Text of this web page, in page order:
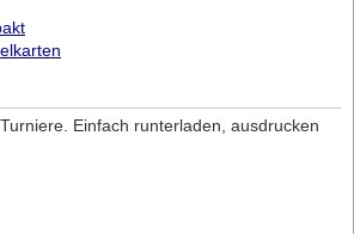
Einfach runterladen, ausdrucken